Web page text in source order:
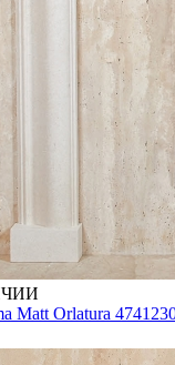
Matt Orlatura